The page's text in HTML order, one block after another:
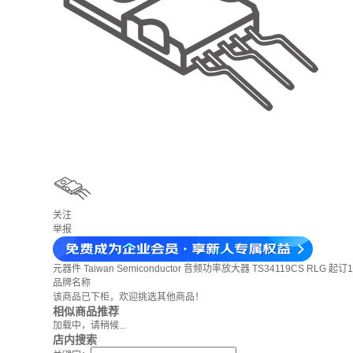
关注
举报
元器件 Taiwan Semiconductor 音频功率放大器 TS34119CS RLG 起订
品牌名称
该商品已下柜，欢迎挑选其他商品！
相似商品推荐
加载中，请稍候...
店内搜索